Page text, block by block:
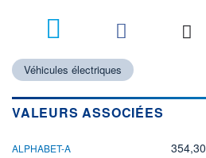
Véhicules électriques
VALEURS ASSOCIÉES
ALPHABET-A